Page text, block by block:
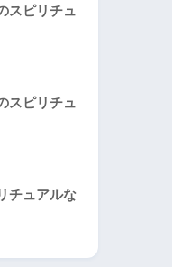
スピリチュ
スピリチュ
チュアルな